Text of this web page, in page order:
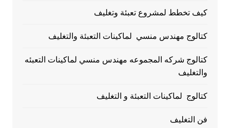
كيف تخطط لمشروع تعبئة وتغليف
كتالوج مهندس منسي لماكينات التعبئة والتغليف
كتالوج شركه المجموعه مهندس منسي لماكينات التعبئه
والتغليف
كتالوج لماكينات التعبئة و التغليف
فن التغليف